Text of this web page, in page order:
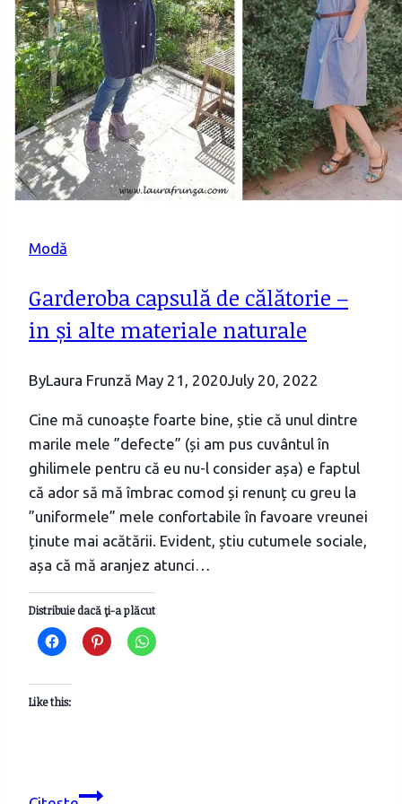
Modă
Garderoba capsulă de călătorie –
in și alte materiale naturale
ByLaura Frunză May 21, 2020 July 20, 2022
Cine mă cunoaște foarte bine, știe că unul dintre
marile mele ”defecte” (și am pus cuvântul în
ghilimele pentru că eu nu-l consider așa) e faptul
că ador să mă îmbrac comod și renunț cu greu la
”uniformele” mele confortabile în favoare vreunei
ținute mai acătării. Evident, știu cutumele sociale,
așa că mă aranjez atunci…
Distribuie dacă ţi-a plăcut
Like this:
Garderoba